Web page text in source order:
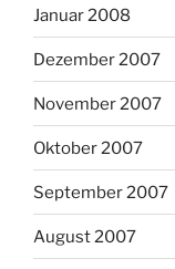
Januar 2008
Dezember 2007
November 2007
Oktober 2007
September 2007
August 2007